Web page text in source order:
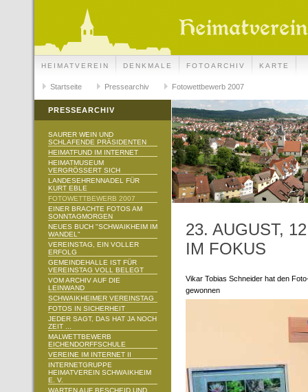
HEIMATVEREIN DENKMALE FOTOARCHIV KARTE
Startseite Pressearchiv Fotowettbewerb 2007
PRESSEARCHIV
SAURER WEIN UND
SCHLAFENDE PRÄSIDENTEN
HEIMATFUND IM INTERNET
HEIMATMUSEUM
VERGRÖSSERT SICH
LANDESEHRENNADEL FÜR
KURT EBLE
FOTOWETTBEWERB 2007
EINER BRACHTE FOTOS AM
SONNTAGMORGEN
NEUES BUCH "SCHWAIKHEIM IM
WANDEL"
VEREINSTAG, EIN VOLLER
ERFOLG
GEMEINDEHALLE IST FÜR
VEREINSTAG VOLL BELEGT
VOM ARCHIV AUF DIE
LEINWAND
SCHWAIKHEIMER VEREINSTAG
FOTOS IN SICHERHEIT
JEDER SAGT, DAS HAT JA NOCH
ZEIT ...
MALWETTBEWERB
EICHENDORFFSCHULE
VEREINE IM INTERNET II
INTERNETGRUPPE
HEIMATVEREIN SCHWAIKHEIM
E. V.
WARTEN AUF BESCHEID UND
23. AUGUST,
IM FOKUS
Vikar Tobias Schneider hat den
gewonnen